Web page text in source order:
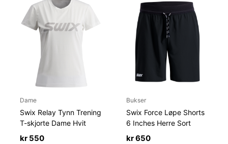
Dame
Swix Relay Tynn Trening
T-skjorte Dame Hvit
kr 550
Bukser
Swix Force Løpe Shorts
6 Inches Herre Sort
kr650